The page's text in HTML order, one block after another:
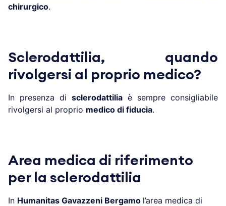
chirurgico.
Sclerodattilia, quando
rivolgersi al proprio medico?
In presenza di sclerodattilia è sempre consigliabile
rivolgersi al proprio medico di fiducia.
Area medica di riferimento
per la sclerodattilia
In Humanitas Gavazzeni Bergamo l’area medica di